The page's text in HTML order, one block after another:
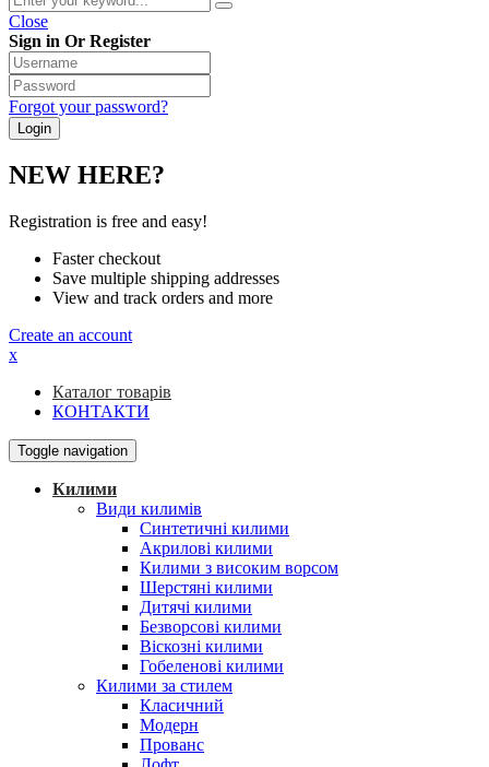
Close
Sign in Or Register
Forgot your password?
NEW HERE?
Registration is free and easy!
Faster checkout
Save multiple shipping addresses
View and track orders and more
Create an account
x
Каталог товарів
КОНТАКТИ
Toggle navigation
Килими
Види килимів
Синтетичні килими
Акрилові килими
Килими з високим ворсом
Шерстяні килими
Дитячі килими
Безворсові килими
Віскозні килими
Гобеленові килими
Килими за стилем
Класичний
Модерн
Прованс